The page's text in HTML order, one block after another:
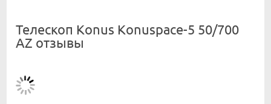
Телескоп Konus Konuspace-5 50/700
AZ отзывы